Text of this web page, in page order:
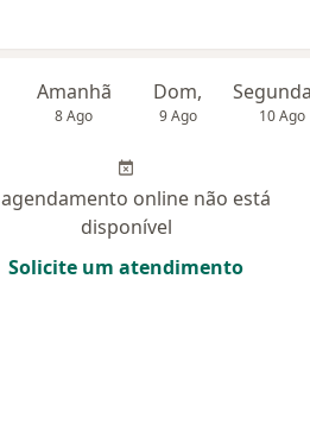
Amanhã
8 Ago
Dom,
9 Ago 10 Ago
online não está
disponível
Solicite um atendimento